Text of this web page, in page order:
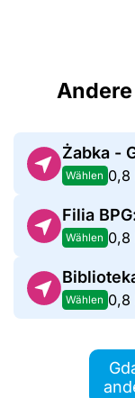
Żabka -
Wählen 0,8
Wählen 0,8
Wählen 0,8